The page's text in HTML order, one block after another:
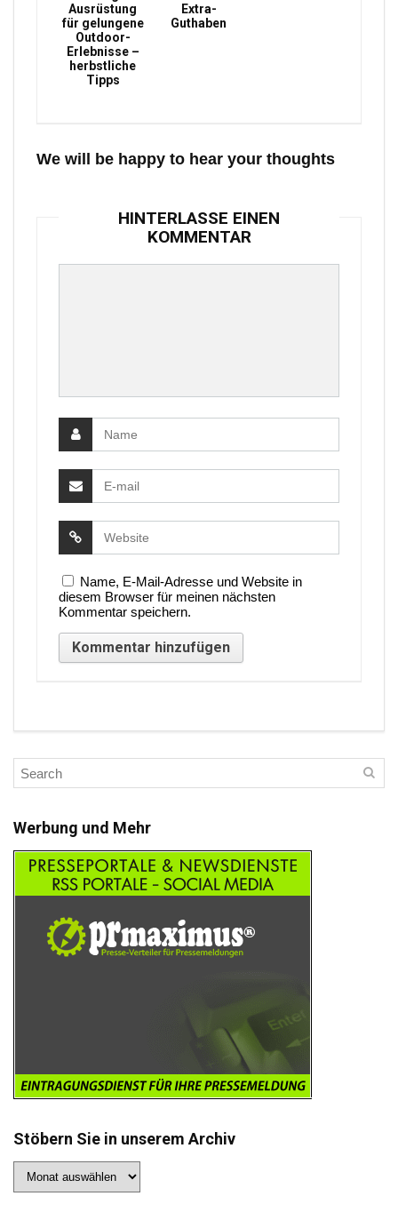
Ausrüstung
für gelungene
Outdoor-
Erlebnisse –
herbstliche
Tipps
Extra-
Guthaben
We will be happy to hear your thoughts
HINTERLASSE EINEN
KOMMENTAR
Name, E-Mail-Adresse und Website in
diesem Browser für meinen nächsten
Kommentar speichern.
Werbung und Mehr
Stöbern Sie in unserem Archiv
Sie